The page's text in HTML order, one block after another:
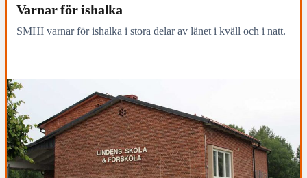
Varnar för ishalka
SMHI varnar för ishalka i stora delar av länet i kväll och i natt.